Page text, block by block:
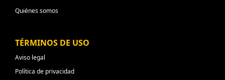
Quiénes somos
TÉRMINOS DE USO
Aviso legal
Política de privacidad